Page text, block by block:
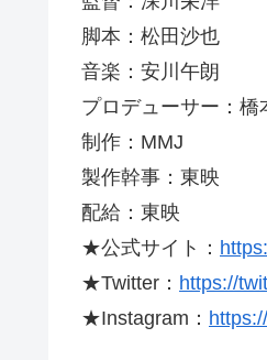
脚本：松⽥沙也
音楽：安川午朗
プロデューサー：
制作：MMJ
製作幹事：東映
配給：東映
★公式サイト：
★Twitter： https://
★Instagram：